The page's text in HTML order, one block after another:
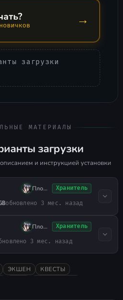
→
загрузки
МАТЕРИАЛЫ
загрузки
и инструкцией установки
Плохо СпалХранитель
обновлено 3 мес. назад
Плохо СпалХранитель
3 мес. назад
ЭКШЕН
КВЕСТЫ